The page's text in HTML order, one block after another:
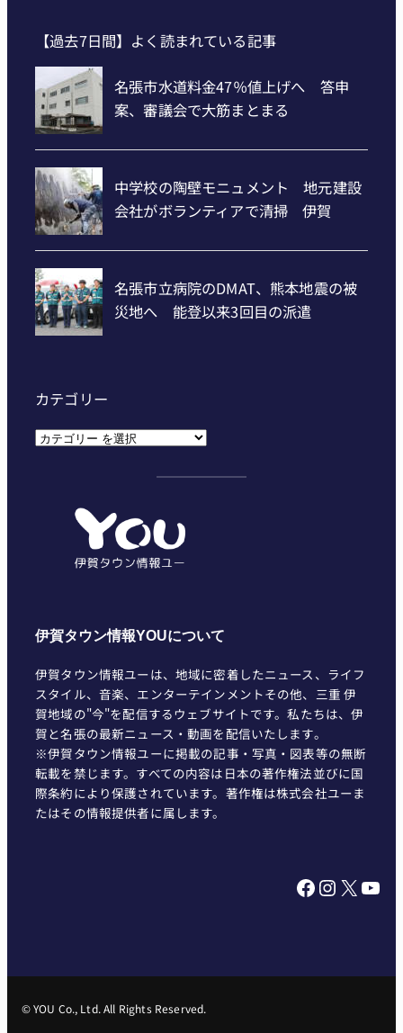
【過去7日間】よく読まれている記事
カテゴリー
カ
伊賀タウン情報YOUについて
伊賀タウン情報ユーは、地域に密着したニュース、ライフ
スタイル、音楽、エンターテインメントその他、三重 伊
賀地域の"今"を配信するウェブサイトです。私たちは、伊
賀と名張の最新ニュース・動画を配信いたします。
※伊賀タウン情報ユーに掲載の記事・写真・図表等の無断
転載を禁じます。すべての内容は日本の著作権法並びに国
際条約により保護されています。著作権は株式会社ユーま
たはその情報提供者に属します。
Facebook InstagramX YouTube
© YOU Co., Ltd. All Rights Reserved.